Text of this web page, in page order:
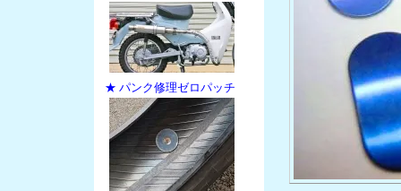
★ パンク修理ゼロパッチ